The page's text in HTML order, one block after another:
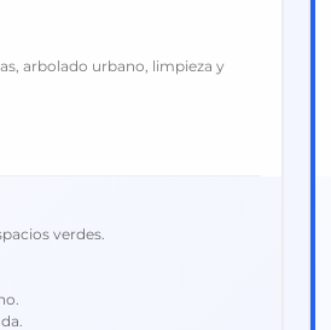
arbolado urbano, limpieza y
verdes.